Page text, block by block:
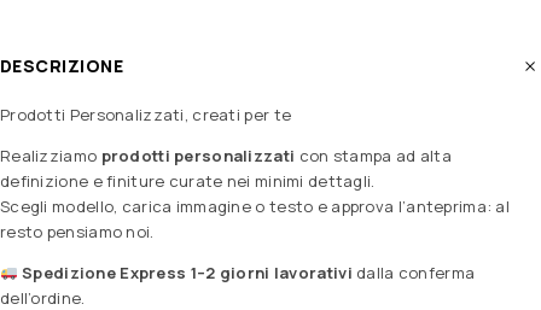
DESCRIZIONE
Prodotti Personalizzati, creati per te
Realizziamo prodotti personalizzati con stampa ad alta
definizione e finiture curate nei minimi dettagli.
Scegli modello, carica immagine o testo e approva l’anteprima: al
resto pensiamo noi.
Spedizione Express 1–2 giorni lavorativi dalla conferma
dell’ordine.